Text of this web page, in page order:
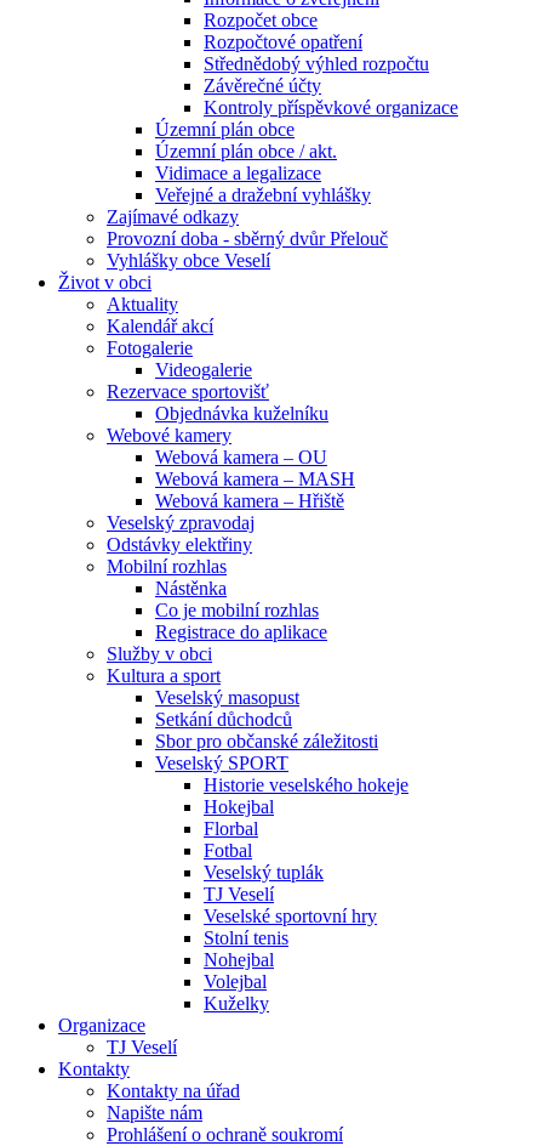
Rozpočet obce
Rozpočtové opatření
Střednědobý výhled rozpočtu
Závěrečné účty
Kontroly příspěvkové organizace
Územní plán obce
Územní plán obce / akt.
Vidimace a legalizace
Veřejné a dražební vyhlášky
Zajímavé odkazy
Provozní doba - sběrný dvůr Přelouč
Vyhlášky obce Veselí
Život v obci
Aktuality
Kalendář akcí
Fotogalerie
Videogalerie
Rezervace sportovišť
Objednávka kuželníku
Webové kamery
Webová kamera – OU
Webová kamera – MASH
Webová kamera – Hřiště
Veselský zpravodaj
Odstávky elektřiny
Mobilní rozhlas
Nástěnka
Co je mobilní rozhlas
Registrace do aplikace
Služby v obci
Kultura a sport
Veselský masopust
Setkání důchodců
Sbor pro občanské záležitosti
Veselský SPORT
Historie veselského hokeje
Hokejbal
Florbal
Fotbal
Veselský tuplák
TJ Veselí
Veselské sportovní hry
Stolní tenis
Nohejbal
Volejbal
Kuželky
Organizace
TJ Veselí
Kontakty
Kontakty na úřad
Napište nám
Prohlášení o ochraně soukromí